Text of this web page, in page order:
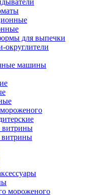
для выпечки
округлители
машины
витрины
витрины
мороженого